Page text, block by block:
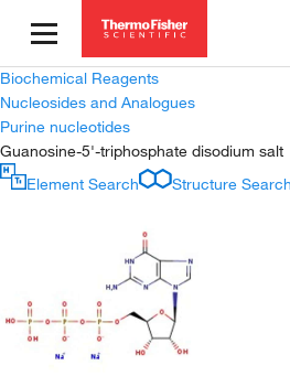
Biochemical Reagents
Nucleosides and Analogues
Purine nucleotides
Guanosine-5'-triphosphate disodium salt
Element Search
Structure Search